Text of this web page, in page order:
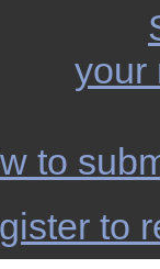
your
to
to